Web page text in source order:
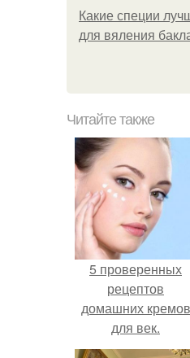
Какие специи
для вяления
Читайте также
5 проверенных
рецептов
домашних кремов
для век.